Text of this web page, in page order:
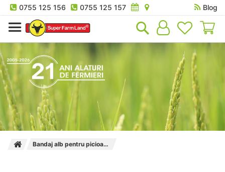
0755 125 156 0755 125 157
Blog
Bandaj alb pentru picioare si ongloane Kerbl